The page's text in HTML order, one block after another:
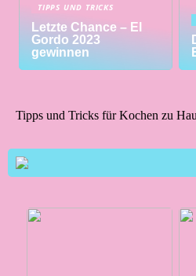
TIPPS UND TRICKS
Letzte Chance – El
Gordo 2023
gewinnen
Tipps und Tricks für Kochen zu